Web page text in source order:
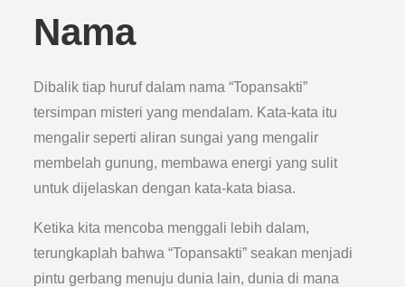
Nama
Dibalik tiap huruf dalam nama “Topansakti”
tersimpan misteri yang mendalam. Kata-kata itu
mengalir seperti aliran sungai yang mengalir
membelah gunung, membawa energi yang sulit
untuk dijelaskan dengan kata-kata biasa.
Ketika kita mencoba menggali lebih dalam,
terungkaplah bahwa “Topansakti” seakan menjadi
pintu gerbang menuju dunia lain, dunia di mana